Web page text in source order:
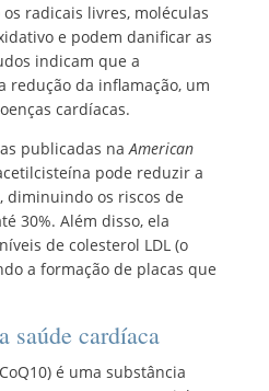
radicais livres, moléculas
e podem danificar as
indicam que a
redução da inflamação, um
cardíacas.
publicadas na American
pode reduzir a
diminuindo os riscos de
30%. Além disso, ela
de colesterol LDL (o
a formação de placas que
saúde cardíaca
é uma substância